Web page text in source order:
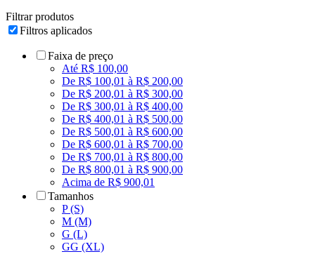
Filtrar produtos
Filtros aplicados
Faixa de preço
Até R$ 100,00
De R$ 100,01 à R$ 200,00
De R$ 200,01 à R$ 300,00
De R$ 300,01 à R$ 400,00
De R$ 400,01 à R$ 500,00
De R$ 500,01 à R$ 600,00
De R$ 600,01 à R$ 700,00
De R$ 700,01 à R$ 800,00
De R$ 800,01 à R$ 900,00
Acima de R$ 900,01
Tamanhos
P (S)
M (M)
G (L)
GG (XL)